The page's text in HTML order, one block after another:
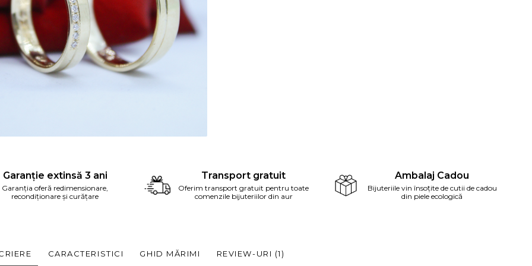
Garanție extinsă 3 ani
Garanția oferă redimensionare,
recondiționare și curățare
Transport gratuit
Oferim transport gratuit pentru toate
comenzile bijuteriilor din aur
Ambalaj Cadou
Bijuteriile vin însoțite de cutii de cadou
din piele ecologică
CARACTERISTICI GHID MĂRIMI REVIEW-URI (1)